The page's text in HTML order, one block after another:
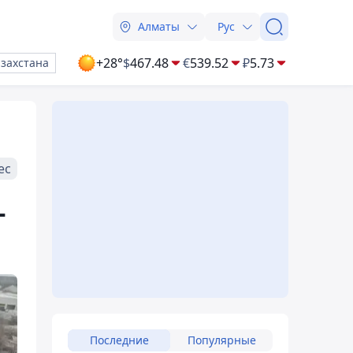
Алматы Рус
+28°$467.48 €539.52 ₽5.73
Последние Популярные